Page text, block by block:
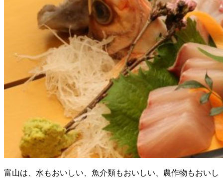
富山は、水もおいしい、魚介類もおいしい、農作物もおいし